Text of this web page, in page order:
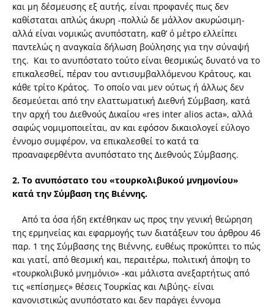
και μη δέσμευσης εξ αυτής, είναι προφανές πως δεν
καθίσταται απλώς άκυρη -πολλώ δε μάλλον ακυρώσιμη-
αλλά είναι νομικώς ανυπόστατη, καθ’ ό μέτρο ελλείπει
παντελώς η αναγκαία δήλωση βούλησης για την σύναψή
της. Και το ανυπόστατο τούτο είναι θεσμικώς δυνατό να το
επικαλεσθεί, πέραν του αντισυμβαλλόμενου Κράτους, και
κάθε τρίτο Κράτος. Το οποίο ναι μεν ούτως ή άλλως δεν
δεσμεύεται από την ελαττωματική Διεθνή Σύμβαση, κατά
την αρχή του Διεθνούς Δικαίου «res inter alios acta», αλλά
σαφώς νομιμοποιείται, αν και εφόσον δικαιολογεί εύλογο
έννομο συμφέρον, να επικαλεσθεί το κατά τα
προαναφερθέντα ανυπόστατο της Διεθνούς Σύμβασης.
2. Το ανυπόστατο του «τουρκολιβυκού μνημονίου»
κατά την Σύμβαση της Βιέννης.
Από τα όσα ήδη εκτέθηκαν ως προς την γενική θεώρηση
της ερμηνείας και εφαρμογής των διατάξεων του άρθρου 46
παρ. 1 της Σύμβασης της Βιέννης, ευθέως προκύπτει το πώς
και γιατί, από θεσμική και, περαιτέρω, πολιτική άποψη το
«τουρκολιβυκό μνημόνιο» -και μάλιστα ανεξαρτήτως από
τις «επίσημες» θέσεις Τουρκίας και Λιβύης- είναι
κανονιστικώς ανυπόστατο και δεν παράγει έννομα